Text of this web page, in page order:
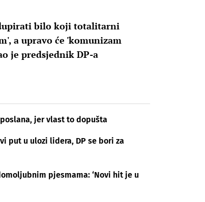
bilo koji totalitarni
a upravo će 'komunizam
je predsjednik DP-a
jer vlast to dopušta
put u ulozi lidera, DP se bori za
pjesmama: ‘Novi hit je u